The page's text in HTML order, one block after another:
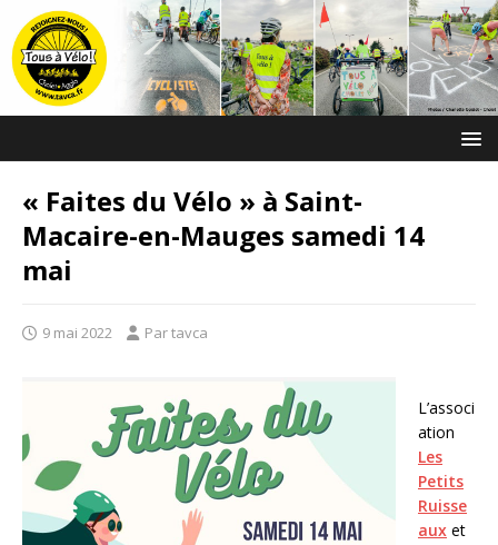
« Faites du Vélo » à Saint-
Macaire-en-Mauges samedi 14
mai
9 mai 2022 Par tavca
L’associ
ation
Les
Petits
Ruisse
aux et